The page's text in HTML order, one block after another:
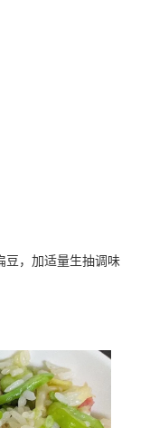
豆，加适量生抽调味